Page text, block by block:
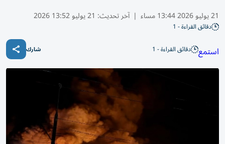
21 يوليو 2026 13:44 مساء | آخر تحديث: 21 يوليو 13:52 2026
دقائق القراءة - 1
استمع دقائق القراءة - 1 شارك